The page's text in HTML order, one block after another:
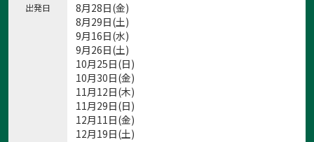
出発日
8月28日(金)
8月29日(土)
9月16日(水)
9月26日(土)
10月25日(日)
10月30日(金)
11月12日(木)
11月29日(日)
12月11日(金)
12月19日(土)